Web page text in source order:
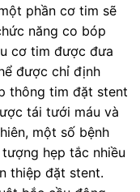
phần cơ tim sẽ
năng co bóp
cơ tim được đưa
được chỉ định
thông tim đặt stent
tái tưới máu và
một số bệnh
hẹp tắc nhiều
thiệp đặt stent.